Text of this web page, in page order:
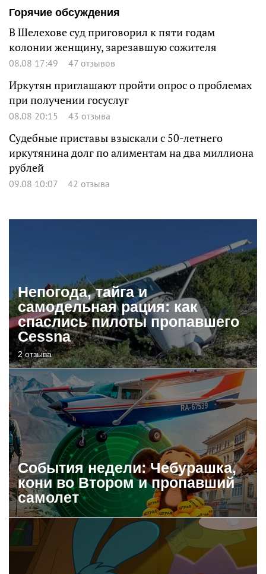
Горячие обсуждения
В Шелехове суд приговорил к пяти годам
колонии женщину, зарезавшую сожителя
08.08 17:49 47 отзывов
Иркутян приглашают пройти опрос о проблемах
при получении госуслуг
08.08 20:15 43 отзыва
Судебные приставы взыскали с 50-летнего
иркутянина долг по алиментам на два миллиона
рублей
09.08 10:07 42 отзыва
Непогода, тайга и
самодельная рация: как
спаслись пилоты пропавшего
Cessna
2 отзыва
События недели: Чебурашка,
кони во Втором и пропавший
самолет